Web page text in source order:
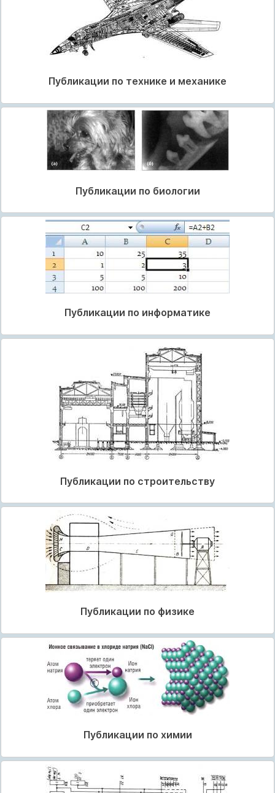
Публикации по технике и механике
Публикации по биологии
Публикации по информатике
Публикации по строительству
Публикации по физике
Публикации по химии